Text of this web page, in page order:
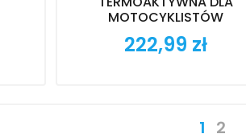
MOTOCYKLISTÓW
Cena
222,99 zł
1 2